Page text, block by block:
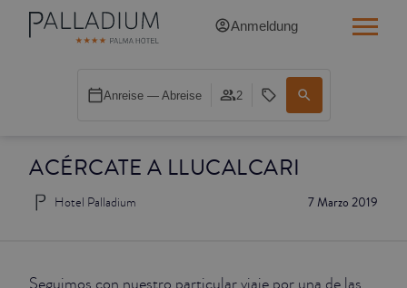
ACÉRCATE A LLUCALCARI
7 Marzo 2019
Hotel Palladium
Anmeldung
Anreise — Abreise 2
SINGLE BALCONY CATHEDRAL
DOUBLE RED